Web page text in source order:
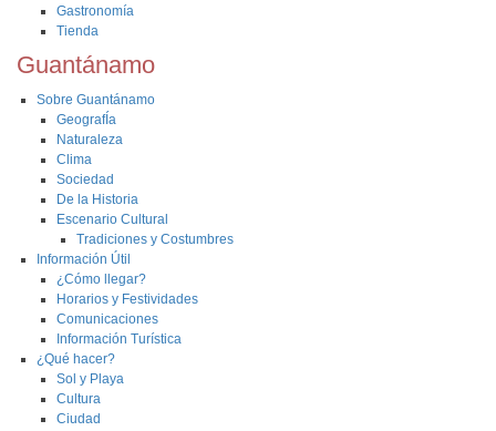
Gastronomía
Tienda
Guantánamo
Sobre Guantánamo
GeografÍa
Naturaleza
Clima
Sociedad
De la Historia
Escenario Cultural
Tradiciones y Costumbres
Información Útil
¿Cómo llegar?
Horarios y Festividades
Comunicaciones
Información Turística
¿Qué hacer?
Sol y Playa
Cultura
Ciudad